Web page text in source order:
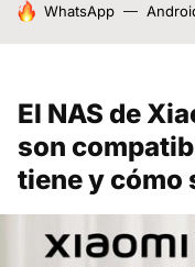
HOY SE HABLA DE
WhatsApp
El NAS de
son
tiene y cómo